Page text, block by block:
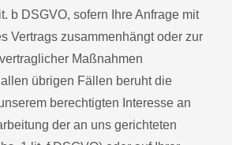
b DSGVO, sofern Ihre Anfrage mit
Vertrags zusammenhängt oder zur
Maßnahmen
übrigen Fällen beruht die
berechtigten Interesse an
der an uns gerichteten